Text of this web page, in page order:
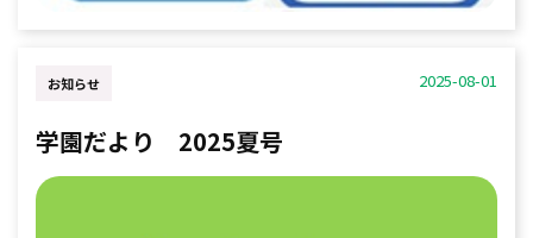
2025-08-01
お知らせ
学園だより 2025夏号